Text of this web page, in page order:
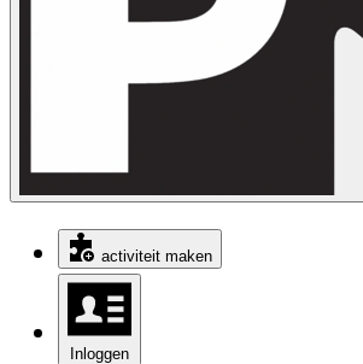
activiteit maken
Inloggen